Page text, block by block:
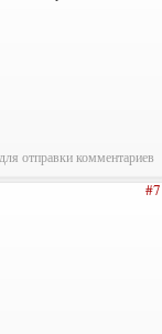
для отправки комментариев
#7